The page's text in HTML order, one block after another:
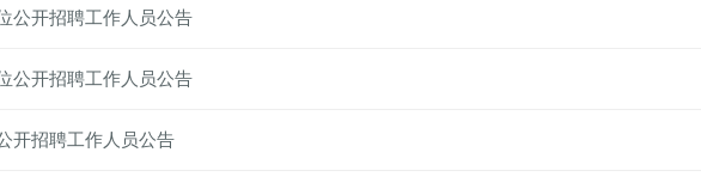
公开招聘工作人员公告
公开招聘工作人员公告
开招聘工作人员公告